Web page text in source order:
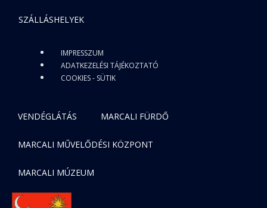
SZÁLLÁSHELYEK
IMPRESSZUM
ADATKEZELÉSI TÁJÉKOZTATÓ
COOKIES - SÜTIK
VENDÉGLÁTÁS MARCALI FÜRDŐ
MARCALI MŰVELŐDÉSI KÖZPONT
MARCALI MÚZEUM